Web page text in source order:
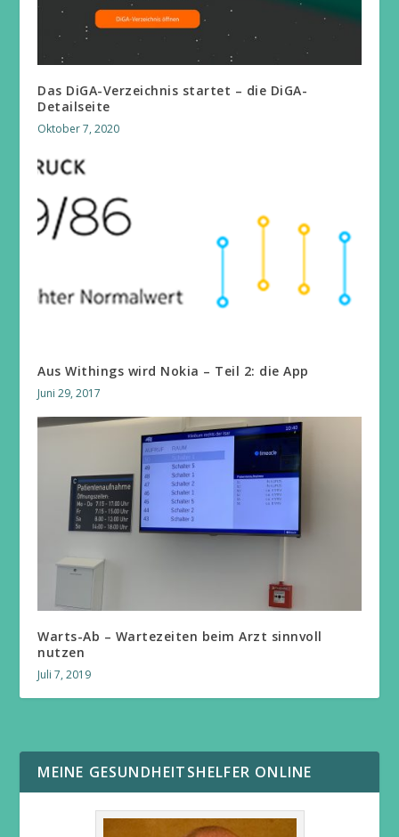
Das DiGA-Verzeichnis startet – die DiGA-
Detailseite
Oktober 7, 2020
Aus Withings wird Nokia – Teil 2: die App
Juni 29, 2017
Warts-Ab – Wartezeiten beim Arzt sinnvoll
nutzen
Juli 7, 2019
MEINE GESUNDHEITSHELFER ONLINE